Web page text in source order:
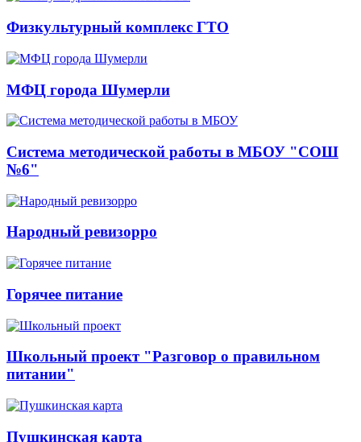
Физкультурный комплекс ГТО
МФЦ города Шумерли
Система методической работы в МБОУ "СОШ
№6"
Народный ревизорро
Горячее питание
Школьный проект "Разговор о правильном
питании"
Пушкинская карта